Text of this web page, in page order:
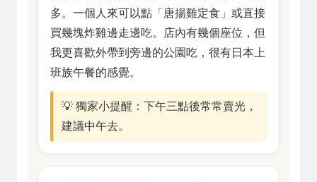
多。一個人來可以點「唐揚雞定食」或直接
買幾塊炸雞邊走邊吃。店內有幾個座位，但
我更喜歡外帶到旁邊的公園吃，很有日本上
班族午餐的感覺。
💡 獨家小提醒：下午三點後常常賣光，
建議中午去。